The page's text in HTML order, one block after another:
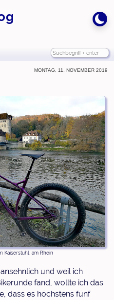
Montag, 11. November 2019
Kaiserstuhl, am Rhein
und weil ich
fand, wollte ich das
dass es höchstens fünf